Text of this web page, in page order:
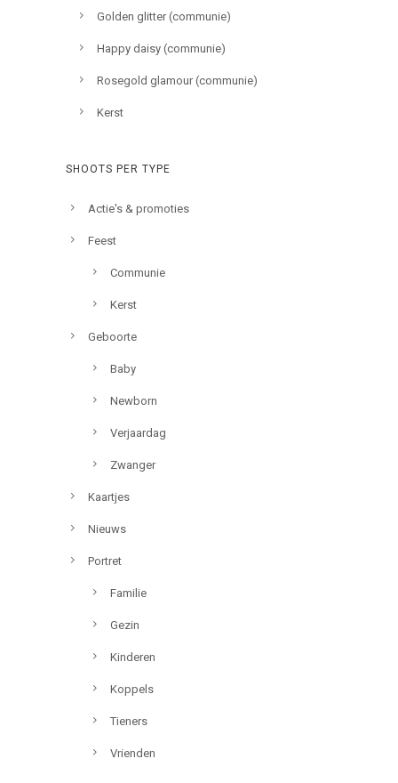
Golden glitter (communie)
Happy daisy (communie)
Rosegold glamour (communie)
Kerst
SHOOTS PER TYPE
Actie's & promoties
Feest
Communie
Kerst
Geboorte
Baby
Newborn
Verjaardag
Zwanger
Kaartjes
Nieuws
Portret
Familie
Gezin
Kinderen
Koppels
Tieners
Vrienden